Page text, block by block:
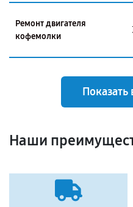
Ремонт двигателя
кофемолки
Показать
Наши